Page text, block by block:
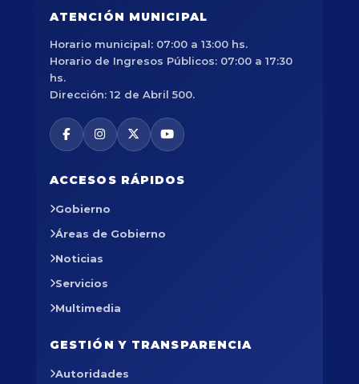
ATENCIÓN MUNICIPAL
Horario municipal: 07:00 a 13:00 hs.
Horario de Ingresos Públicos: 07:00 a 17:30
hs.
Dirección: 12 de Abril 500.
ACCESOS RÁPIDOS
Gobierno
Áreas de Gobierno
Noticias
Servicios
Multimedia
GESTIÓN Y TRANSPARENCIA
Autoridades